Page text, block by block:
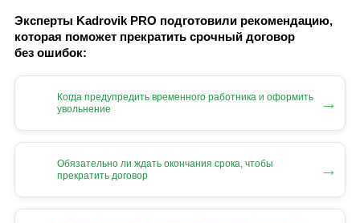
Эксперты Kadrovik PRO подготовили рекомендацию,
которая поможет прекратить срочный договор
без ошибок:
Когда предупредить временного работника и оформить
увольнение
→
Обязательно ли ждать окончания срока, чтобы
прекратить договор
→